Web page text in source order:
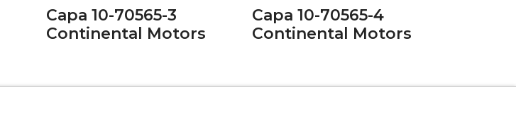
Capa 10-70565-3
Continental Motors
Capa 10-70565-4
Continental Motors